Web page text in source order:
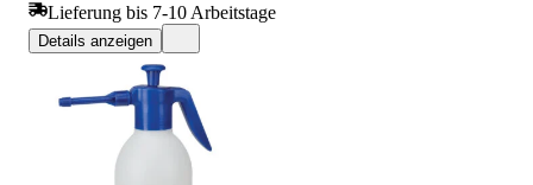
Lieferung bis 7-10 Arbeitstage
Details anzeigen